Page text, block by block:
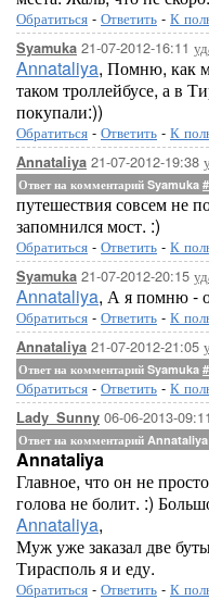
Обратиться - Ответить - К
Syamuka 21-07-2012-16:11
Annataliya, Помню, как
таком троллейбусе, а в
покупали:))
Обратиться - Ответить - К
Annataliya 21-07-2012-19:38
Ответ на комментарий Syamuka #
путешествия совсем не
запомнился мост. :)
Обратиться - Ответить - К
Syamuka 21-07-2012-20:15
Annataliya, А я помню -
Обратиться - Ответить - К
Annataliya 21-07-2012-21:05
Ответ на комментарий Syamuka #
Обратиться - Ответить - К
Lady_Sunny 06-06-2013-09:11
Ответ на комментарий Annataliya
Annataliya
Главное, что он не
голова не болит. :)
Annataliya,
Муж уже заказал две
Тирасполь я и еду.
Обратиться - Ответить - К